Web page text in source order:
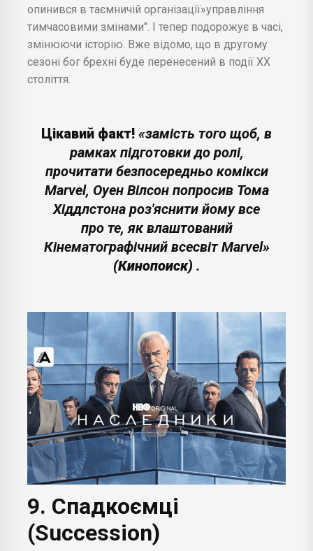
опинився в таємничій організації»управління
тимчасовими змінами". І тепер подорожує в часі,
змінюючи історію. Вже відомо, що в другому
сезоні бог брехні буде перенесений в події ХХ
століття.
Цікавий факт! «замість того щоб, в
рамках підготовки до ролі,
прочитати безпосередньо комікси
Marvel, Оуен Вілсон попросив Тома
Хіддлстона роз'яснити йому все
про те, як влаштований
Кінематографічний всесвіт Marvel»
(Кинопоиск) .
9. Спадкоємці
(Succession)